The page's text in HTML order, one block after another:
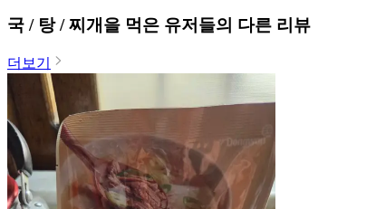
국 / 탕 / 찌개 을 먹은 유저들의 다른 리뷰
더보기